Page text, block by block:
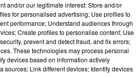
Ortega pour
avoir été accusée de
de ma sœur
à résidence, à
and/or our legitimate interest: Store and/or
for personalised advertising; Use profiles to
performance; Understand audiences through
Create profiles to personalise content; Use
prevent and detect fraud, and fix errors;
These technologies may process personal
devices based on information actively
sources; Link different devices; Identify devices